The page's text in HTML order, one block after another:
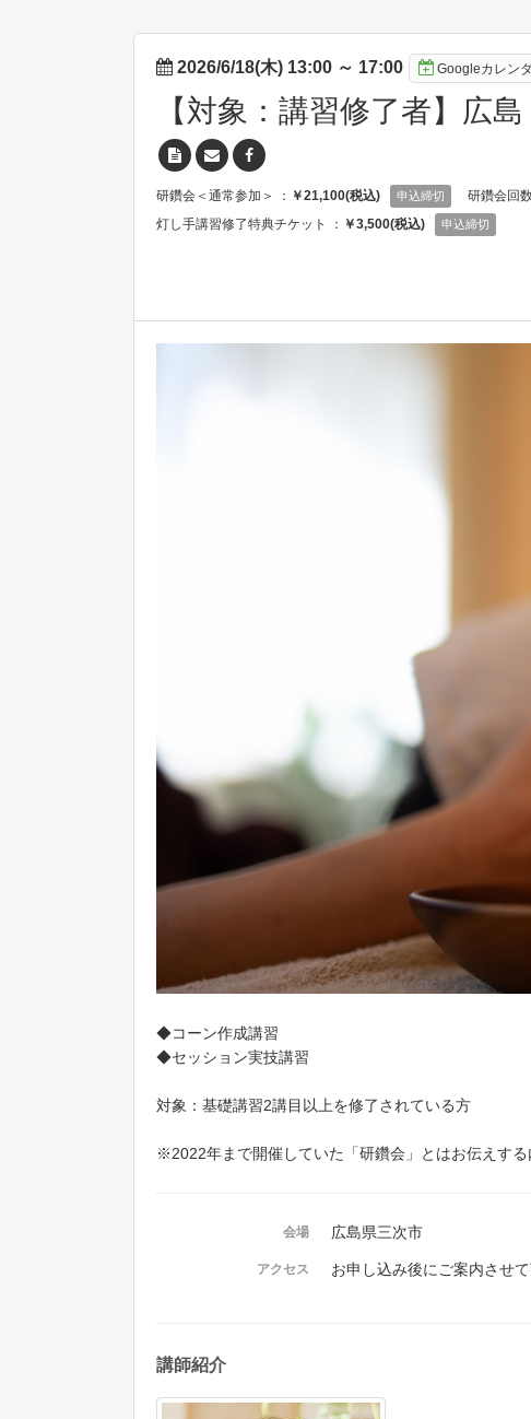
2026/6/18(木) 13:00 ～ 17:00 Googleカレン
【対象：講習修了者】広
研鑽会＜通常参加＞ ： ￥21,100(税込) 申込締切 研鑽会回
灯し手講習修了特典チケット ： ￥3,500(税込) 申込締切
◆コーン作成講習
◆セッション実技講習
対象：基礎講習2講目以上を修了されている方
※2022年まで開催していた「研鑽会」とはお伝えする
会場 広島県三次市
アクセス お申し込み後にご案内させて
講師紹介